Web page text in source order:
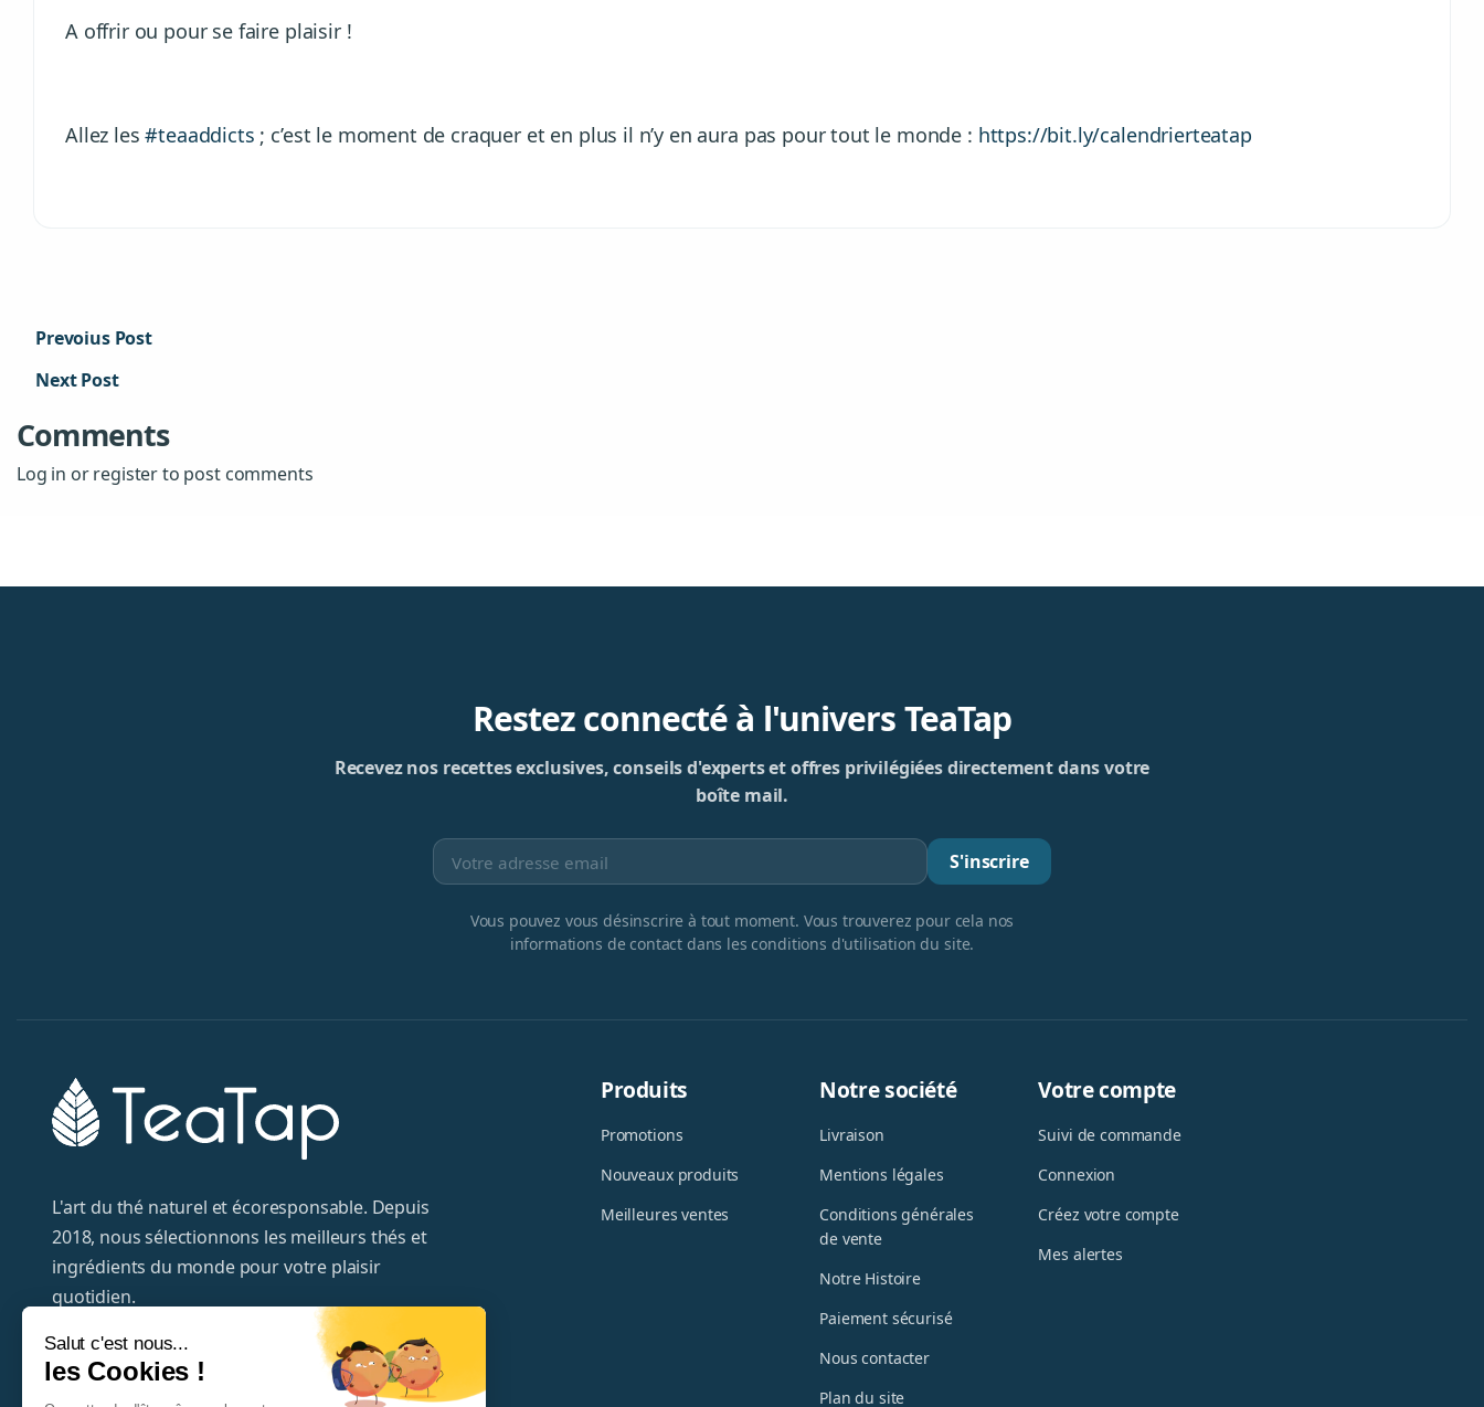
A offrir ou pour se faire plaisir !
Allez les#teaaddicts ; c’est le moment de craquer et en plus il n’y en aura pas pour tout le monde : https://bit.ly/calendrierteatap
Prevoius Post
Next Post
Comments
Log in or register to post comments
Restez connecté à l'univers TeaTap
Recevez nos recettes exclusives, conseils d'experts et offres privilégiées directement dans votre
boîte mail.
S'inscrire
Vous pouvez vous désinscrire à tout moment. Vous trouverez pour cela nos
informations de contact dans les conditions d'utilisation du site.
L'art du thé naturel et écoresponsable. Depuis
2018, nous sélectionnons les meilleurs thés et
ingrédients du monde pour votre plaisir
quotidien.
+33320372995
hello@teatap.com
Produits
Promotions
Nouveaux produits
Meilleures ventes
Notre société
Livraison
Mentions légales
Conditions générales
de vente
Notre Histoire
Paiement sécurisé
Nous contacter
Plan du site
Votre compte
Suivi de commande
Connexion
Créez votre compte
Mes alertes
Salut c'est nous...
les Cookies !